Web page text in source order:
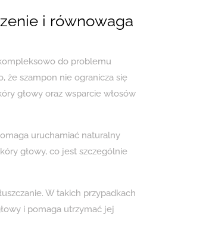
i równowaga
do problemu
że szampon nie ogranicza się
głowy oraz wsparcie włosów
uruchamiać naturalny
głowy, co jest szczególnie
W takich przypadkach
i pomaga utrzymać jej